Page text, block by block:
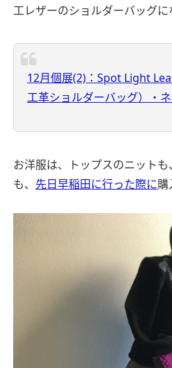
工レザーのショルダーバッグに
12月個展(2)：Spot Light
工革ショルダーバッグ）・
お洋服は、トップスのニット
も、 先日早稲田に行った際に購